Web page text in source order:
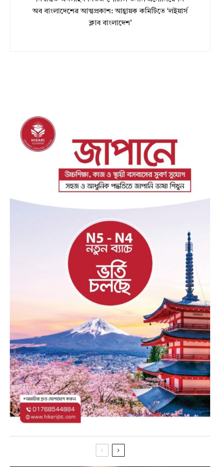
অব বাংলাদেশের আত্মপ্রকাশ: আহ্বায়ক কমিটিতে ‘লইয়ার্স
ক্লাব বাংলাদেশ’